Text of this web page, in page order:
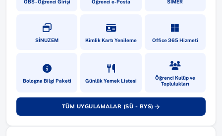
OBS - Öğrenci Girişi Öğrenci e-Posta SİMER
SİNUZEM(yeni sekmede açılır)Kimlik Kartı Yenileme(yeni sekmede açılır)Office 365 Hizmeti
(yeni sekmede
Bologna Bilgi Paketi(yeni sekmede açılır)Günlük Yemek Listesi(yeni sekmede açılır)Öğrenci Kulüp ve
Toplulukları
(yeni sekmede
TÜM UYGULAMALAR (SÜ - BYS)
(yeni sekmede açılır)